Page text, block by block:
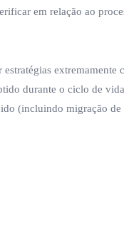
em relação ao
extremamente
durante o ciclo de
(incluindo migração